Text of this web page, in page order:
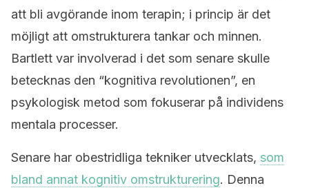
att bli avgörande inom terapin; i princip är det
möjligt att omstrukturera tankar och minnen.
Bartlett var involverad i det som senare skulle
betecknas den “kognitiva revolutionen”, en
psykologisk metod som fokuserar på individens
mentala processer.
Senare har obestridliga tekniker utvecklats, som
bland annat kognitiv omstrukturering. Denna